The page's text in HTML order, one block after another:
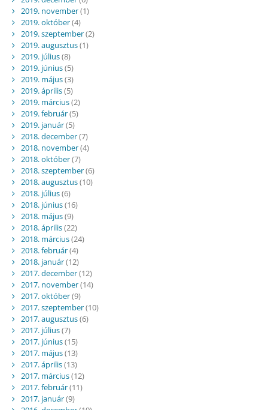
2019. november(1)
2019. október(4)
2019. szeptember(2)
2019. augusztus(1)
2019. július(8)
2019. június(5)
2019. május(3)
2019. április(5)
2019. március(2)
2019. február(5)
2019. január(5)
2018. december(7)
2018. november(4)
2018. október(7)
2018. szeptember(6)
2018. augusztus(10)
2018. július(6)
2018. június(16)
2018. május(9)
2018. április(22)
2018. március(24)
2018. február(4)
2018. január(12)
2017. december(12)
2017. november(14)
2017. október(9)
2017. szeptember(10)
2017. augusztus(6)
2017. július(7)
2017. június(15)
2017. május(13)
2017. április(13)
2017. március(12)
2017. február(11)
2017. január(9)